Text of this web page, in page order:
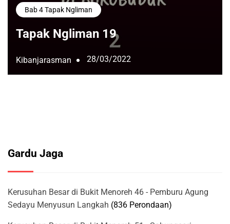
Bab 4 Tapak Ngliman
Tapak Ngliman 19
Kibanjarasman 28/03/2022
Gardu Jaga
Kerusuhan Besar di Bukit Menoreh 46 - Pemburu Agung
Sedayu Menyusun Langkah (836 Perondaan)